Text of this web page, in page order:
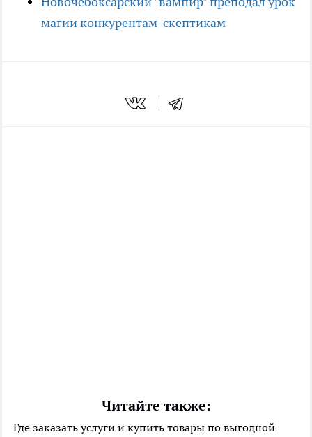
магии конкурентам-скептикам
Читайте также:
Где заказать услуги и купить товары по выгодной